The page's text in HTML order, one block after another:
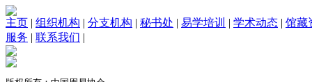
主页 | 组织机构 | 分支机构 | 秘书处 | 易学培训 | 学术动态 | 馆藏
服务 | 联系我们 |